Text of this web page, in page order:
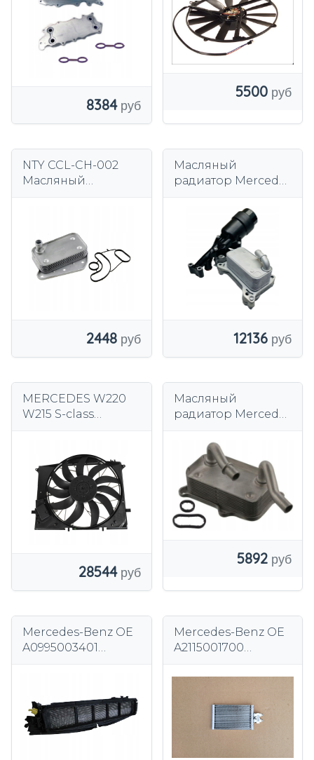
8384
5500
NTY CCL-CH-002
Масляный
2448
Масляный
радиатор Mercedes
12136
MERCEDES W220
W215 S-class
28544
Масляный
радиатор Mercedes
5892
Mercedes-Benz OE
A0995003401
Mercedes-Benz OE
A2115001700
радиатор